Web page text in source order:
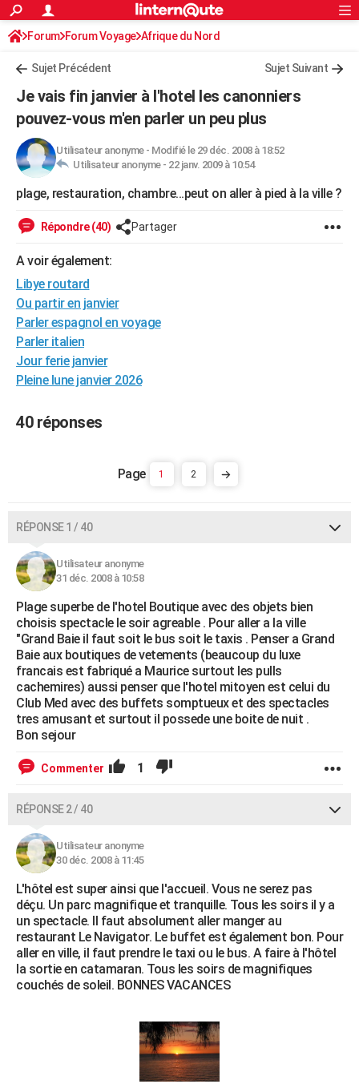
ACTUALITÉS
Politique
Société
Faits Divers
Education
Monde
Villes
+
FINANCE
Retraite
Impôts
Epargne
Immobilier
Risques naturels par ville
Banque
Assurance
Crédit
AUTO
Essais
Réserver un essai
Citadines
Berlines
SUV
Forum auto
HIGH-TECH
Guides de France
Escapades
Patrimoine
Expositions
Musées
Week-end nature
+LIFESTYLE
Art de vivre
Bien-être
Loisirs
Mode
Modes de vie
SANTE
Alimentation
Guide de la santé
Maladies
Médicaments
Sommeil
VOYAGE
Destinations
City break
Voyage nature
Voyage de noces
Forum
Climat
+PHOTO
COPAINS D'AVANT
S'inscrire
Se connecter
Lycées
Collèges
Primaires
Universités
Entreprises
Service militaire
Avis de recherche
AVIS DE DÉCÈS
FORUM
Bricolage
Lifestyle
Culture
Sport
Auto
Television
Voyage
Cinema
S'inscrire
Connexion
Forum Forum Voyage Afrique du Nord
Sujet Précédent Sujet Suivant
Je vais fin janvier à l'hotel les canonniers
pouvez-vous m'en parler un peu plus
Utilisateur anonyme- Modifié le 29 déc. 2008 à 18:52
Utilisateur anonyme - 22 janv. 2009 à 10:54
plage, restauration, chambre...peut on aller à pied à la ville ?
Répondre (40) Partager
A voir également:
Libye routard
Ou partir en janvier
Parler espagnol en voyage
Parler italien
Jour ferie janvier
Pleine lune janvier 2026
40 réponses
1 2
RÉPONSE 1 / 40
Utilisateur anonyme
31 déc. 2008 à 10:58
Plage superbe de l'hotel Boutique avec des objets bien
choisis spectacle le soir agreable . Pour aller a la ville
"Grand Baie il faut soit le bus soit le taxis . Penser a Grand
Baie aux boutiques de vetements (beaucoup du luxe
francais est fabriqué a Maurice surtout les pulls
cachemires) aussi penser que l'hotel mitoyen est celui du
Club Med avec des buffets somptueux et des spectacles
tres amusant et surtout il possede une boite de nuit .
Bon sejour
Commenter 1
RÉPONSE 2 / 40
Utilisateur anonyme
30 déc. 2008 à 11:45
L'hôtel est super ainsi que l'accueil. Vous ne serez pas
déçu. Un parc magnifique et tranquille. Tous les soirs il y a
un spectacle. Il faut absolument aller manger au
restaurant Le Navigator. Le buffet est également bon. Pour
aller en ville, il faut prendre le taxi ou le bus. A faire à l'hôtel
la sortie en catamaran. Tous les soirs de magnifiques
couchés de soleil. BONNES VACANCES